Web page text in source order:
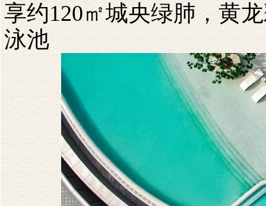
享约120㎡城央绿肺，黄
泳池